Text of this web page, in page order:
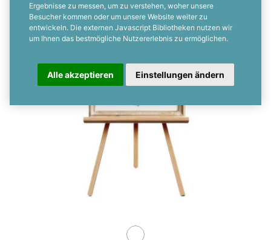
Ergebnisse zu messen, um zu verstehen, woher unsere
Besucher kommen oder um unsere Website weiter zu
entwickeln. Die externen Javascript Bibliotheken nutzen wir
um Ihnen das bestmögliche Nutzererlebnis zu ermöglichen.
Alle akzeptieren Einstellungen ändern